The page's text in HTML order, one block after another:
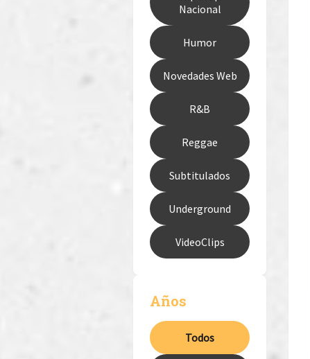
Nacional
Humor
Novedades Web
R&B
Reggae
Subtitulados
Underground
VideoClips
Años
Todos